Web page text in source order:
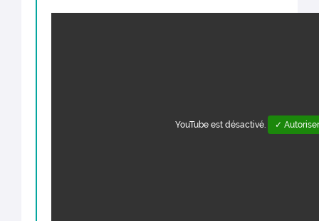
YouTube est désactivé. ✓ Autoriser